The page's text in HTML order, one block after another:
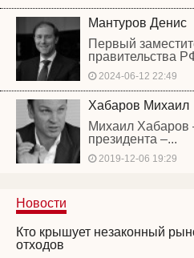
Мантуров Денис
Первый
правительства
2024-06-12 22:49
Хабаров Михаил
Михаил Хабаров
президента –...
2019-12-06 19:29
Новости
Кто крышует незаконный
отходов